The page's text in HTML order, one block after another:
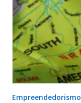
Empreendedorismo